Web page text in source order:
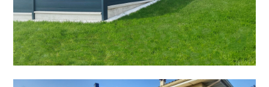
ACCUEIL
PERGOLA BIOCLIMATIQUE